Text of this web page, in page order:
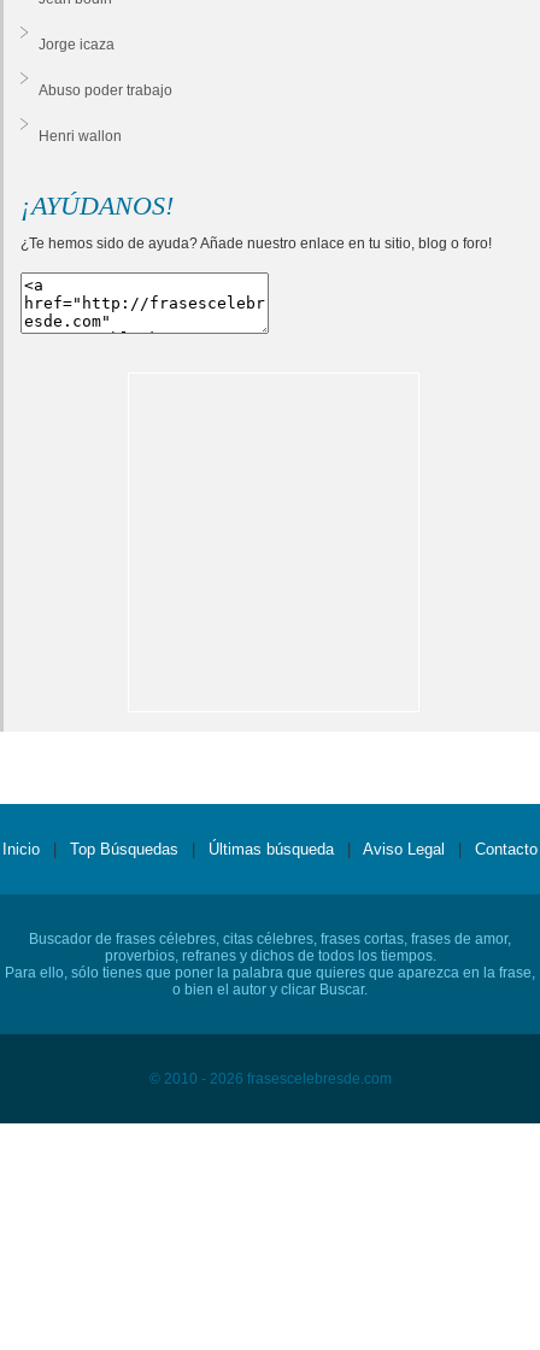
Jorge icaza
Abuso poder trabajo
Henri wallon
¡AYÚDANOS!
¿Te hemos sido de ayuda? Añade nuestro enlace en tu sitio, blog o foro!
Inicio Top Búsquedas Últimas búsqueda Aviso Legal Contacto
Buscador de frases célebres, citas célebres, frases cortas, frases de amor,
proverbios, refranes y dichos de todos los tiempos.
Para ello, sólo tienes que poner la palabra que quieres que aparezca en la frase,
o bien el autor y clicar Buscar.
© 2010 - 2026 frasescelebresde.com